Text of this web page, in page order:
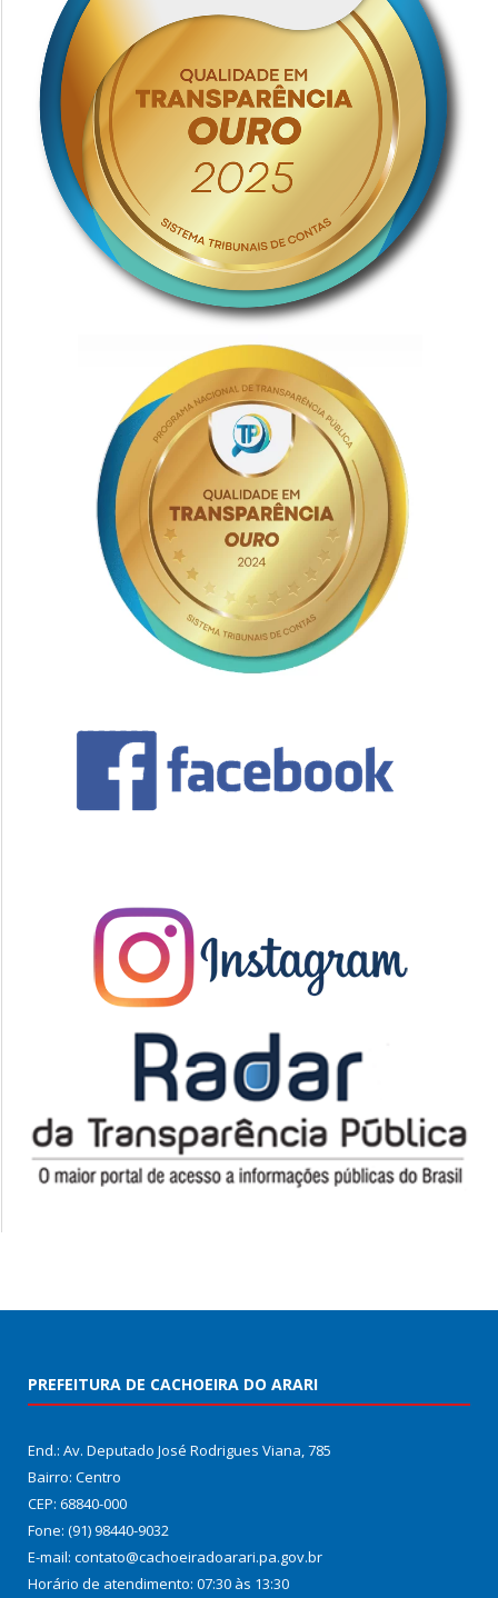
PREFEITURA DE CACHOEIRA DO ARARI
End.: Av. Deputado José Rodrigues Viana, 785
Bairro: Centro
CEP: 68840-000
Fone: (91) 98440-9032
E-mail: contato@cachoeiradoarari.pa.gov.br
Horário de atendimento: 07:30 às 13:30